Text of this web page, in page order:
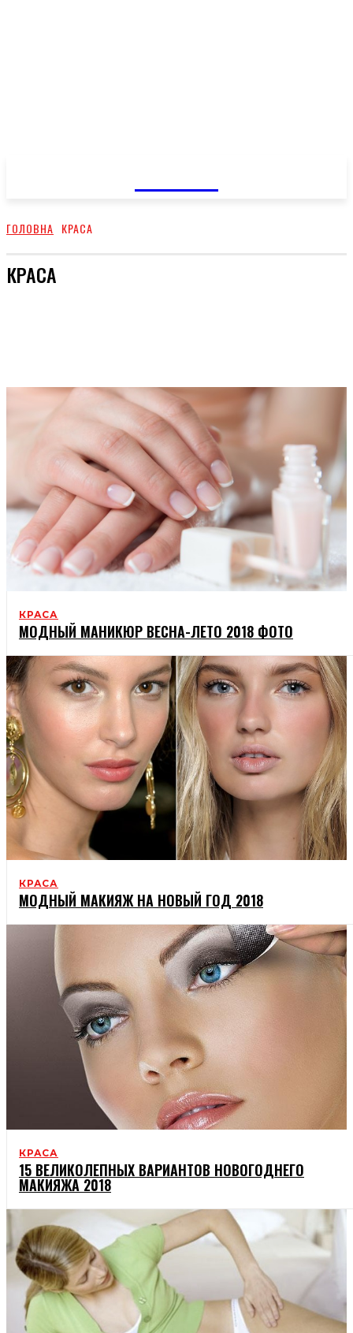
ГОЛОВНА КРАСА
КРАСА
КРАСА
МОДНЫЙ МАНИКЮР ВЕСНА-ЛЕТО 2018 ФОТО
КРАСА
МОДНЫЙ МАКИЯЖ НА НОВЫЙ ГОД 2018
КРАСА
15 ВЕЛИКОЛЕПНЫХ ВАРИАНТОВ НОВОГОДНЕГО
МАКИЯЖА 2018